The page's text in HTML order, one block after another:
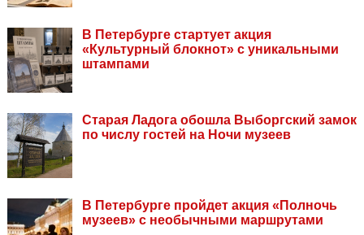
В Петербурге стартует акция
«Культурный блокнот» с уникальными
штампами
Старая Ладога обошла Выборгский замок
по числу гостей на Ночи музеев
В Петербурге пройдет акция «Полночь
музеев» с необычными маршрутами